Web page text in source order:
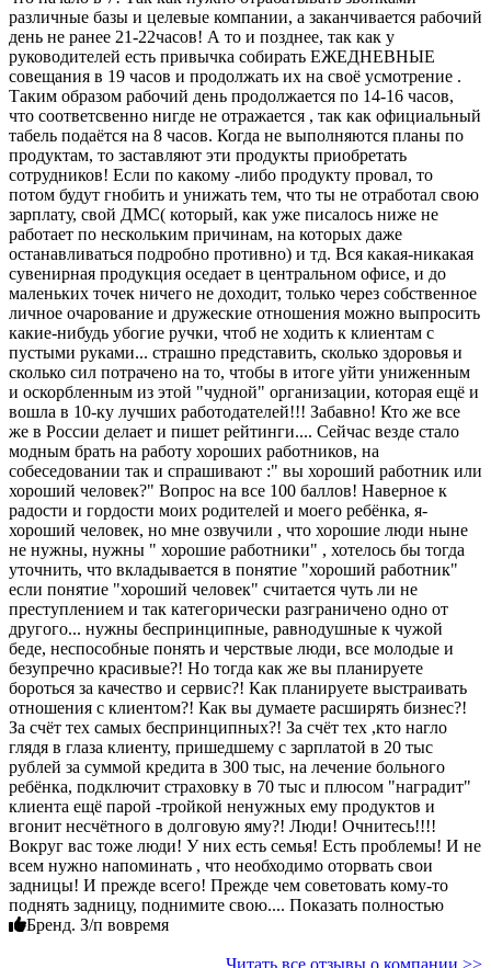
различные базы и целевые компании, а заканчивается рабочий
день не ранее 21-22часов! А то и позднее, так как у
руководителей есть привычка собирать ЕЖЕДНЕВНЫЕ
совещания в 19 часов и продолжать их на своё усмотрение .
Таким образом рабочий день продолжается по 14-16 часов,
что соответсвенно нигде не отражается , так как официальный
табель подаётся на 8 часов. Когда не выполняются планы по
продуктам, то заставляют эти продукты приобретать
сотрудников! Если по какому -либо продукту провал, то
потом будут гнобить и унижать тем, что ты не отработал свою
зарплату, свой ДМС( который, как уже писалось ниже не
работает по нескольким причинам, на которых даже
останавливаться подробно противно) и тд. Вся какая-никакая
сувенирная продукция оседает в центральном офисе, и до
маленьких точек ничего не доходит, только через собственное
личное очарование и дружеские отношения можно выпросить
какие-нибудь убогие ручки, чтоб не ходить к клиентам с
пустыми руками... страшно представить, сколько здоровья и
сколько сил потрачено на то, чтобы в итоге уйти униженным
и оскорбленным из этой "чудной" организации, которая ещё и
вошла в 10-ку лучших работодателей!!! Забавно! Кто же все
же в России делает и пишет рейтинги.... Сейчас везде стало
модным брать на работу хороших работников, на
собеседовании так и спрашивают :" вы хороший работник или
хороший человек?" Вопрос на все 100 баллов! Наверное к
радости и гордости моих родителей и моего ребёнка, я-
хороший человек, но мне озвучили , что хорошие люди ныне
не нужны, нужны " хорошие работники" , хотелось бы тогда
уточнить, что вкладывается в понятие "хороший работник"
если понятие "хороший человек" считается чуть ли не
преступлением и так категорически разграничено одно от
другого... нужны беспринципные, равнодушные к чужой
беде, неспособные понять и черствые люди, все молодые и
безупречно красивые?! Но тогда как же вы планируете
бороться за качество и сервис?! Как планируете выстраивать
отношения с клиентом?! Как вы думаете расширять бизнес?!
За счёт тех самых беспринципных?! За счёт тех ,кто нагло
глядя в глаза клиенту, пришедшему с зарплатой в 20 тыс
рублей за суммой кредита в 300 тыс, на лечение больного
ребёнка, подключит страховку в 70 тыс и плюсом "наградит"
клиента ещё парой -тройкой ненужных ему продуктов и
вгонит несчётного в долговую яму?! Люди! Очнитесь!!!!
Вокруг вас тоже люди! У них есть семья! Есть проблемы! И не
всем нужно напоминать , что необходимо оторвать свои
задницы! И прежде всего! Прежде чем советовать кому-то
поднять задницу, поднимите свою.... Показать полностью
Бренд. З/п вовремя
Читать все отзывы о компании >>